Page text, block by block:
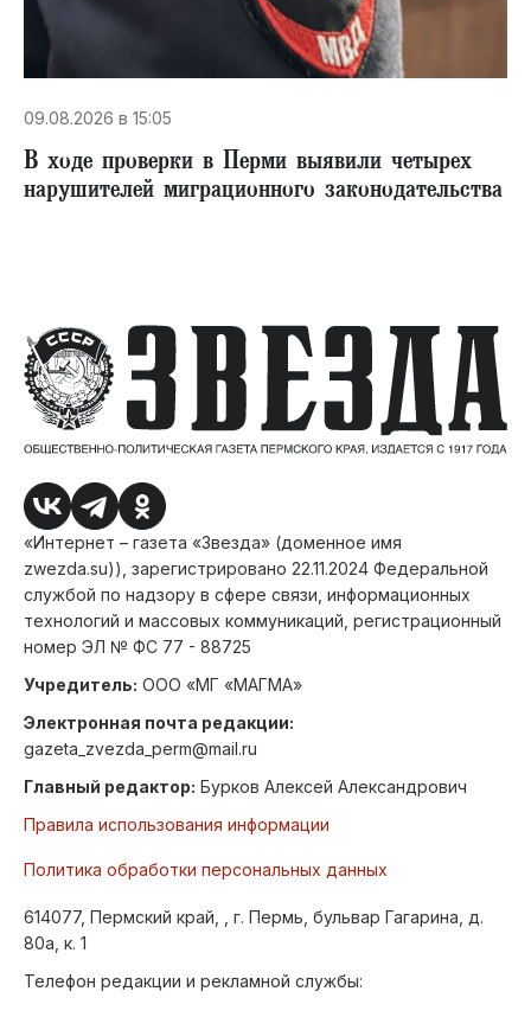
09.08.2026 в 15:05
В ходе проверки в Перми выявили четырех
нарушителей миграционного законодательства
«Интернет – газета «Звезда» (доменное имя
zwezda.su)), зарегистрировано 22.11.2024 Федеральной
службой по надзору в сфере связи, информационных
технологий и массовых коммуникаций, регистрационный
номер ЭЛ № ФС 77 - 88725
Учредитель: ООО «МГ «МАГМА»
Электронная почта редакции:
gazeta_zvezda_perm@mail.ru
Главный редактор: Бурков Алексей Александрович
Правила использования информации
Политика обработки персональных данных
614077, Пермский край, , г. Пермь, бульвар Гагарина, д.
80а, к. 1
Телефон редакции и рекламной службы: